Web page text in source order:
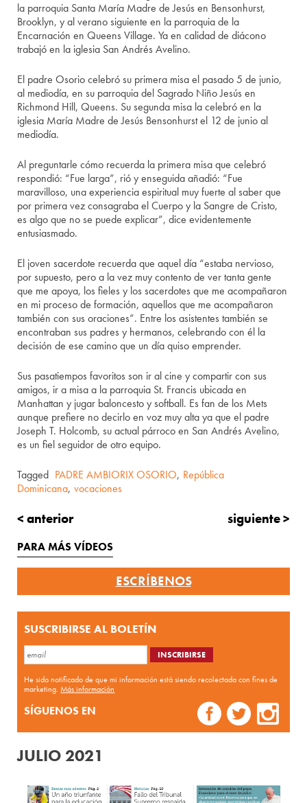
la parroquia Santa María Madre de Jesús en Bensonhurst,
Brooklyn, y al verano siguiente en la parroquia de la
Encarnación en Queens Village. Ya en calidad de diácono
trabajó en la iglesia San Andrés Avelino.
El padre Osorio celebró su primera misa el pasado 5 de junio,
al mediodía, en su parroquia del Sagrado Niño Jesús en
Richmond Hill, Queens. Su segunda misa la celebró en la
iglesia María Madre de Jesús Bensonhurst el 12 de junio al
mediodía.
Al preguntarle cómo recuerda la primera misa que celebró
respondió: “Fue larga”, rió y enseguida añadió: “Fue
maravilloso, una experiencia espiritual muy fuerte al saber que
por primera vez consagraba el Cuerpo y la Sangre de Cristo,
es algo que no se puede explicar”, dice evidentemente
entusiasmado.
El joven sacerdote recuerda que aquel día “estaba nervioso,
por supuesto, pero a la vez muy contento de ver tanta gente
que me apoya, los fieles y los sacerdotes que me acompañaron
en mi proceso de formación, aquellos que me acompañaron
también con sus oraciones”. Entre los asistentes también se
encontraban sus padres y hermanos, celebrando con él la
decisión de ese camino que un día quiso emprender.
Sus pasatiempos favoritos son ir al cine y compartir con sus
amigos, ir a misa a la parroquia St. Francis ubicada en
Manhattan y jugar baloncesto y softball. Es fan de los Mets
aunque prefiere no decirlo en voz muy alta ya que el padre
Joseph T. Holcomb, su actual párroco en San Andrés Avelino,
es un fiel seguidor de otro equipo.
Tagged PADRE AMBIORIX OSORIO, República
Dominicana, vocaciones
< anterior siguiente >
PARA MÁS VÍDEOS
ESCRÍBENOS
SUSCRIBIRSE AL BOLETÍN
He sido notificado de que mi información está siendo recolectada con fines de
marketing.Más información
SÍGUENOS EN
JULIO 2021